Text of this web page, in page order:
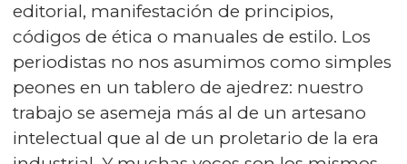
editorial, manifestación de principios,
códigos de ética o manuales de estilo. Los
periodistas no nos asumimos como simples
peones en un tablero de ajedrez: nuestro
trabajo se asemeja más al de un artesano
intelectual que al de un proletario de la era